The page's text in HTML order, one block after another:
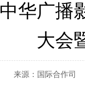
中华广播
大会
来源： 国际合作司